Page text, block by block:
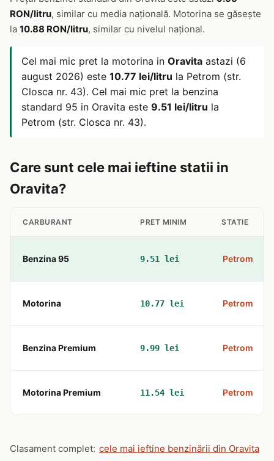
RON/litru, similar cu media națională. Motorina se găsește
la 10.88 RON/litru, similar cu nivelul național.
Cel mai mic pret la motorina in Oravita astazi (6
august 2026) este 10.77 lei/litru la Petrom (str.
Closca nr. 43). Cel mai mic pret la benzina
standard 95 in Oravita este 9.51 lei/litru la
Petrom (str. Closca nr. 43).
Care sunt cele mai ieftine statii in
Oravita?
CARBURANT PRET MINIM STATIE
Benzina 95 9.51 lei Petrom
Motorina 10.77 lei Petrom
Benzina Premium 9.99 lei Petrom
Motorina Premium 11.54 lei Petrom
Clasament complet: cele mai ieftine benzinării din Oravita